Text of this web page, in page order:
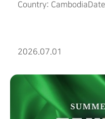
Country:
2026.07.01